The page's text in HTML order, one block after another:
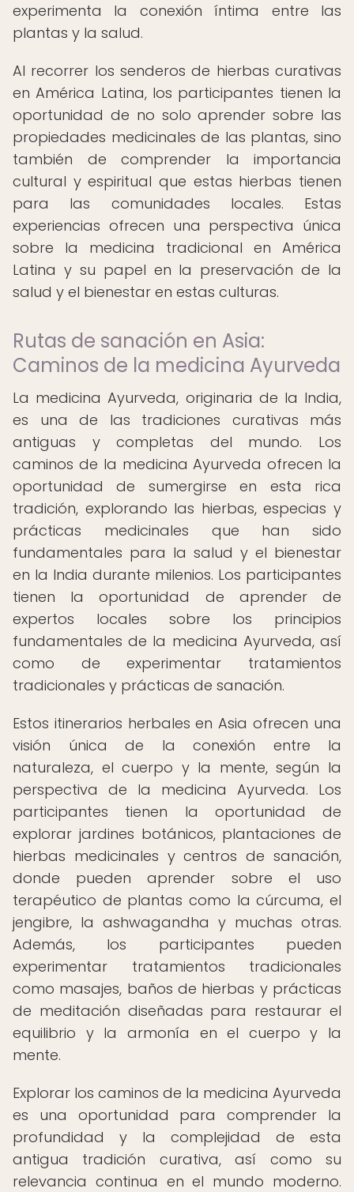
experimenta la conexión íntima entre las
plantas y la salud.
Al recorrer los senderos de hierbas curativas
en América Latina, los participantes tienen la
oportunidad de no solo aprender sobre las
propiedades medicinales de las plantas, sino
también de comprender la importancia
cultural y espiritual que estas hierbas tienen
para las comunidades locales. Estas
experiencias ofrecen una perspectiva única
sobre la medicina tradicional en América
Latina y su papel en la preservación de la
salud y el bienestar en estas culturas.
Rutas de sanación en Asia:
Caminos de la medicina Ayurveda
La medicina Ayurveda, originaria de la India,
es una de las tradiciones curativas más
antiguas y completas del mundo. Los
caminos de la medicina Ayurveda ofrecen la
oportunidad de sumergirse en esta rica
tradición, explorando las hierbas, especias y
prácticas medicinales que han sido
fundamentales para la salud y el bienestar
en la India durante milenios. Los participantes
tienen la oportunidad de aprender de
expertos locales sobre los principios
fundamentales de la medicina Ayurveda, así
como de experimentar tratamientos
tradicionales y prácticas de sanación.
Estos itinerarios herbales en Asia ofrecen una
visión única de la conexión entre la
naturaleza, el cuerpo y la mente, según la
perspectiva de la medicina Ayurveda. Los
participantes tienen la oportunidad de
explorar jardines botánicos, plantaciones de
hierbas medicinales y centros de sanación,
donde pueden aprender sobre el uso
terapéutico de plantas como la cúrcuma, el
jengibre, la ashwagandha y muchas otras.
Además, los participantes pueden
experimentar tratamientos tradicionales
como masajes, baños de hierbas y prácticas
de meditación diseñadas para restaurar el
equilibrio y la armonía en el cuerpo y la
mente.
Explorar los caminos de la medicina Ayurveda
es una oportunidad para comprender la
profundidad y la complejidad de esta
antigua tradición curativa, así como su
relevancia continua en el mundo moderno.